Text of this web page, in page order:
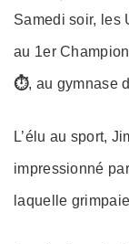
Samedi soir, les
au 1er
⏱︎, au gymnase
L’élu au sport,
impressionné
laquelle